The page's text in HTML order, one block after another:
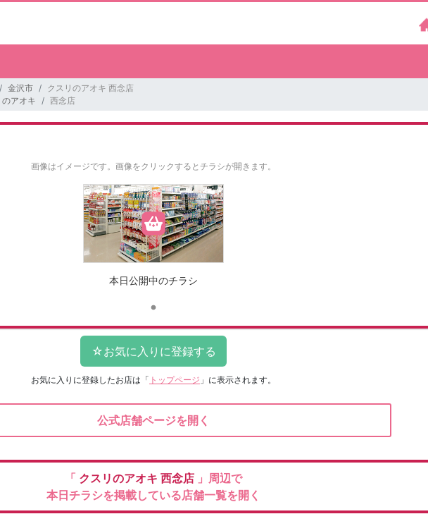
金沢市
クスリのアオキ 西念店
のアオキ 西念店
画像はイメージです。 画像をクリックするとチラシが開きます。
本日公開中のチラシ
お気に入りに登録したお店は 「 トップページ 」に表示されます。
公式店舗ページを開く
「 クスリのアオキ 西念店 」周辺で
本日チラシを掲載している店舗一覧を開く